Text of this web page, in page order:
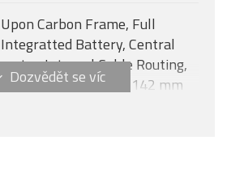
Upon Carbon Frame, Full
Integratted Battery, Central
motor, Internal Cable Routing,
Flat Mount Disc 12 x 142 mm